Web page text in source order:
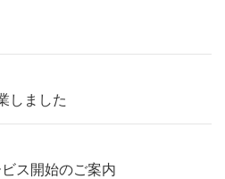
しました
ス開始のご案内